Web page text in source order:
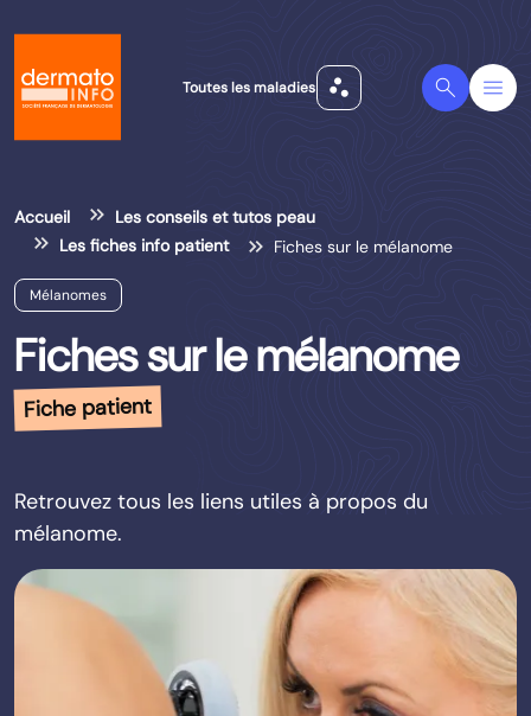
Toutes les maladies scatter_plot Search Menu
Accueil
Les conseils et tutos peau
Les fiches info patient
Fiches sur le mélanome
Mélanomes
Fiches sur le mélanome
Fiche patient
Retrouvez tous les liens utiles à propos du
mélanome.